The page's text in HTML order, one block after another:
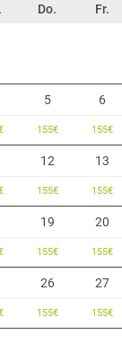
Do. Fr.
5
155€
6
155€
12
155€
13
155€
19
155€
20
155€
26
155€
27
155€